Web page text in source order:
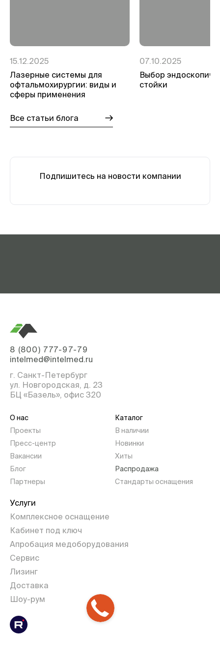
15.12.2025
Лазерные системы для
офтальмохирургии: виды и
сферы применения
07.10.2025
Выбор
стойки
Все статьи блога
Подпишитесь на новости компании
8 (800) 777-97-79
intelmed@intelmed.ru
г. Санкт-Петербург
ул. Новгородская, д. 23
БЦ «Базель», офис 320
О нас
Проекты
Пресс-центр
Вакансии
Блог
Партнеры
Каталог
В наличии
Новинки
Хиты
Распродажа
Стандарты оснащения
Услуги
Комплексное оснащение
Кабинет под ключ
Апробация медоборудования
Сервис
Лизинг
Доставка
Шоу-рум